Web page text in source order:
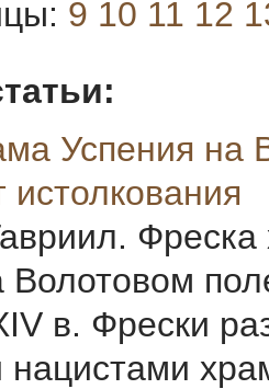
9 10 11 12
Успения на
Волотовом
в. Фрески
нацистами